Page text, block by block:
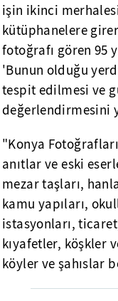
işin ikinci
kütüphanelere
fotoğrafı gören 95
'Bunun olduğu
tespit edilmesi ve
değerlendirmesini
"Konya
anıtlar ve eski
mezar taşları,
kamu yapıları,
istasyonları,
kıyafetler, köşkler
köyler ve şahıslar